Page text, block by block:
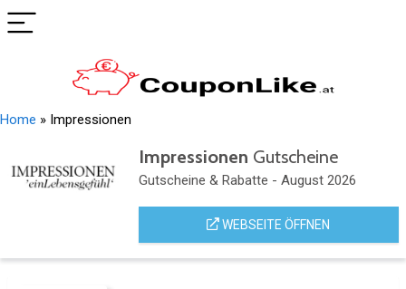
Home » Impressionen
Impressionen Gutscheine
Gutscheine & Rabatte - August 2026
WEBSEITE ÖFFNEN